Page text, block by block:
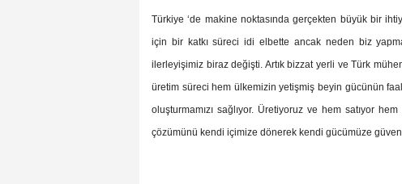
Türkiye ‘de makine noktasında gerçekten büyük bir
için bir katkı süreci idi elbette ancak neden biz
ilerleyişimiz biraz değişti. Artık bizzat yerli ve Türk
üretim süreci hem ülkemizin yetişmiş beyin gücünün
oluşturmamızı sağlıyor. Üretiyoruz ve hem satıyor
çözümünü kendi içimize dönerek kendi gücümüze